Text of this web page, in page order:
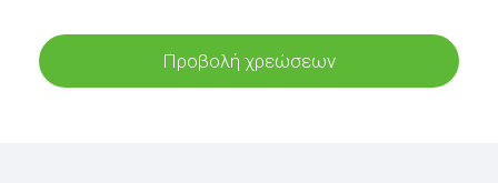
Προβολή χρεώσεων